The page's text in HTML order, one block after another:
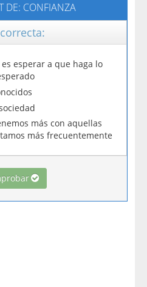
DE: CONFIANZA
esperar a que haga lo
más con aquellas
más frecuentemente